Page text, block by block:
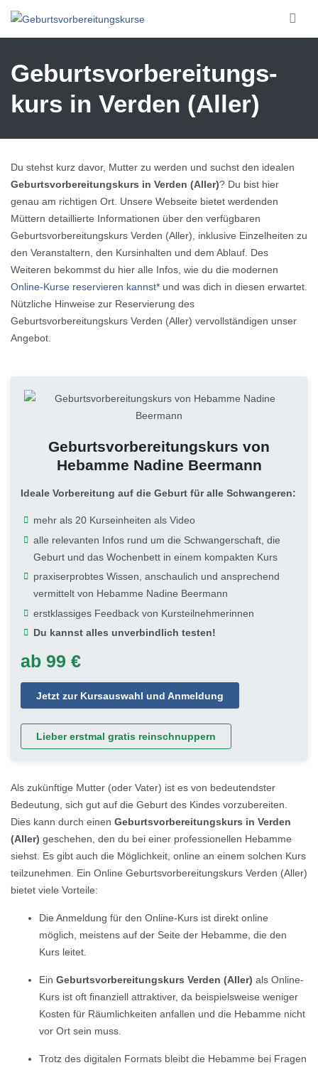
Geburtsvorbereitungs­
kurs in Verden (Aller)
Du stehst kurz davor, Mutter zu werden und suchst den idealen
Geburtsvorbereitungskurs in Verden (Aller)? Du bist hier
genau am richtigen Ort. Unsere Webseite bietet werdenden
Müttern detaillierte Informationen über den verfügbaren
Geburtsvorbereitungskurs Verden (Aller), inklusive Einzelheiten zu
den Veranstaltern, den Kursinhalten und dem Ablauf. Des
Weiteren bekommst du hier alle Infos, wie du die modernen
Online-Kurse reservieren kannst* und was dich in diesen erwartet.
Nützliche Hinweise zur Reservierung des
Geburtsvorbereitungskurs Verden (Aller) vervollständigen unser
Angebot.
Geburtsvorbereitungskurs von
Hebamme Nadine Beermann
Ideale Vorbereitung auf die Geburt für alle Schwangeren:
mehr als 20 Kurseinheiten als Video
alle relevanten Infos rund um die Schwangerschaft, die
Geburt und das Wochenbett in einem kompakten Kurs
praxiserprobtes Wissen, anschaulich und ansprechend
vermittelt von Hebamme Nadine Beermann
erstklassiges Feedback von Kursteilnehmerinnen
Du kannst alles unverbindlich testen!
ab 99 €
Jetzt zur Kursauswahl und Anmeldung
Lieber erstmal gratis reinschnuppern
Als zukünftige Mutter (oder Vater) ist es von bedeutendster
Bedeutung, sich gut auf die Geburt des Kindes vorzubereiten.
Dies kann durch einen Geburtsvorbereitungskurs in Verden
(Aller) geschehen, den du bei einer professionellen Hebamme
siehst. Es gibt auch die Möglichkeit, online an einem solchen Kurs
teilzunehmen. Ein Online Geburtsvorbereitungskurs Verden (Aller)
bietet viele Vorteile:
Die Anmeldung für den Online-Kurs ist direkt online
möglich, meistens auf der Seite der Hebamme, die den
Kurs leitet.
Ein Geburtsvorbereitungskurs Verden (Aller) als Online-
Kurs ist oft finanziell attraktiver, da beispielsweise weniger
Kosten für Räumlichkeiten anfallen und die Hebamme nicht
vor Ort sein muss.
Trotz des digitalen Formats bleibt die Hebamme bei Fragen